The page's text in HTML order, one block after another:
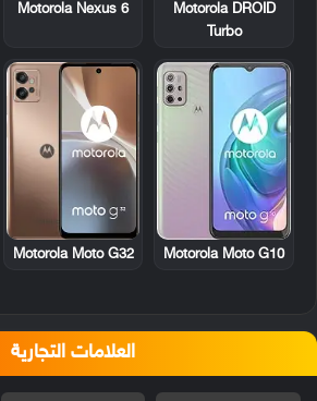
Motorola DROID
Turbo
Motorola Nexus 6
Motorola Moto G10
Motorola Moto G32
العلامات التجارية